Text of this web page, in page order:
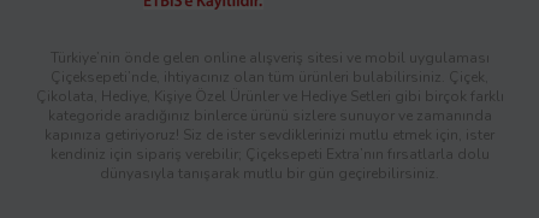
Türkiye’nin önde gelen online alışveriş sitesi ve mobil uygulaması
Çiçeksepeti’nde, ihtiyacınız olan tüm ürünleri bulabilirsiniz. Çiçek,
Çikolata, Hediye, Kişiye Özel Ürünler ve Hediye Setleri gibi birçok farklı
kategoride aradığınız binlerce ürünü sizlere sunuyor ve zamanında
kapınıza getiriyoruz! Siz de ister sevdiklerinizi mutlu etmek için, ister
kendiniz için sipariş verebilir; Çiçeksepeti Extra’nın fırsatlarla dolu
dünyasıyla tanışarak mutlu bir gün geçirebilirsiniz.